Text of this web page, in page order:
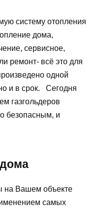
систему отопления
дома,
сервисное,
ремонт- всё это для
одной
и в срок. Сегодня
газгольдеров
безопасным, и
на Вашем объекте
самых